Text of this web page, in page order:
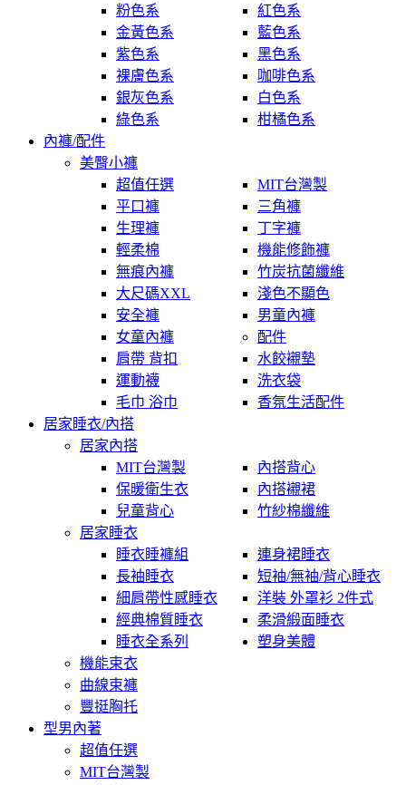
粉色系
紅色系
金黃色系
藍色系
紫色系
黑色系
裸膚色系
咖啡色系
銀灰色系
白色系
綠色系
柑橘色系
內褲/配件
美臀小褲
超值任選
MIT台灣製
平口褲
三角褲
生理褲
丁字褲
輕柔棉
機能修飾褲
無痕內褲
竹炭抗菌纖維
大尺碼XXL
淺色不顯色
安全褲
男童內褲
女童內褲
配件
肩帶 背扣
水餃襯墊
運動襪
洗衣袋
毛巾 浴巾
香氛生活配件
居家睡衣/內搭
居家內搭
MIT台灣製
內搭背心
保暖衛生衣
內搭襯裙
兒童背心
竹紗棉纖維
居家睡衣
睡衣睡褲組
連身裙睡衣
長袖睡衣
短袖/無袖/背心睡衣
細肩帶性感睡衣
洋裝 外罩衫 2件式
經典棉質睡衣
柔滑緞面睡衣
睡衣全系列
塑身美體
機能束衣
曲線束褲
豐挺胸托
型男內著
超值任選
MIT台灣製